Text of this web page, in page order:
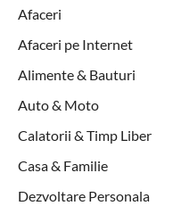
Afaceri
Afaceri pe Internet
Alimente & Bauturi
Auto & Moto
Calatorii & Timp Liber
Casa & Familie
Dezvoltare Personala